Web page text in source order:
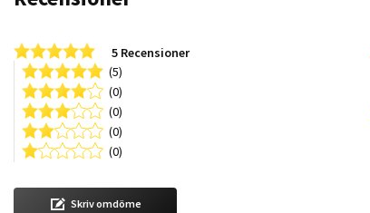
5.0 star rating
5 Recensioner
(5)
(0)
(0)
(0)
(0)
Skriv omdöme